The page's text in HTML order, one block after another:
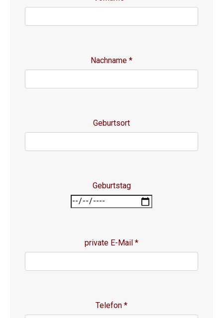
Nachname *
Geburtsort
Geburtstag
private E-Mail *
Telefon *